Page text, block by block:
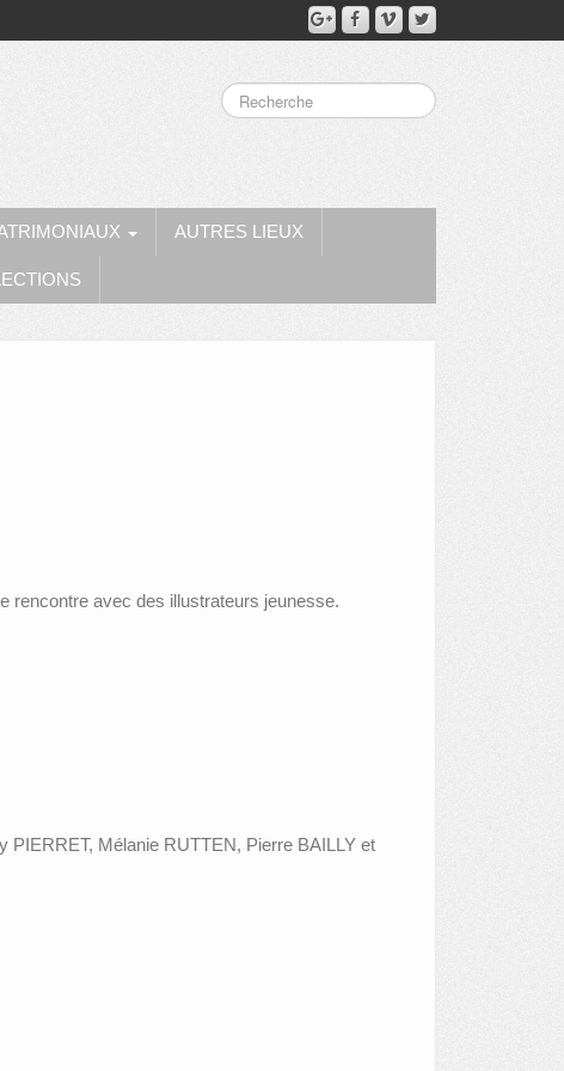
AUTRES LIEUX
rencontre avec des illustrateurs jeunesse.
Mélanie RUTTEN, Pierre BAILLY et